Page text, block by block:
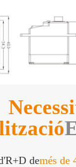
demés de